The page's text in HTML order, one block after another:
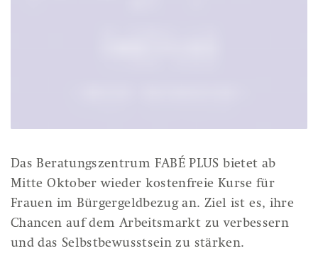
Das Beratungszentrum FABÉ PLUS bietet ab
Mitte Oktober wieder kostenfreie Kurse für
Frauen im Bürgergeldbezug an. Ziel ist es, ihre
Chancen auf dem Arbeitsmarkt zu verbessern
und das Selbstbewusstsein zu stärken.